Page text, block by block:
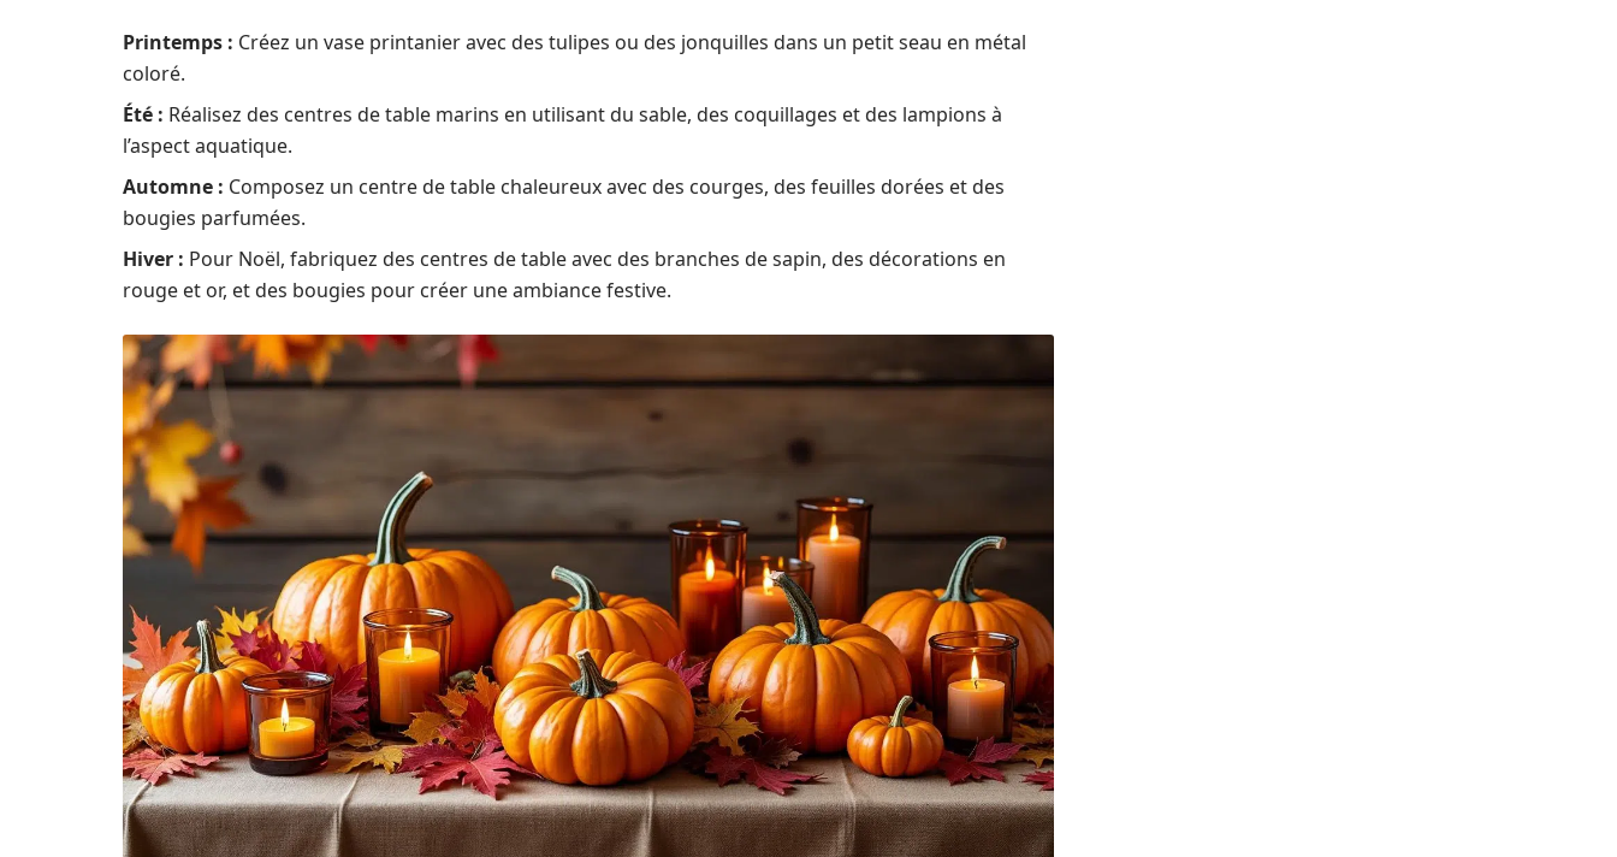
Printemps : Créez un vase printanier avec des tulipes ou des jonquilles dans un petit seau en métal
coloré.
Été : Réalisez des centres de table marins en utilisant du sable, des coquillages et des lampions à
l’aspect aquatique.
Automne : Composez un centre de table chaleureux avec des courges, des feuilles dorées et des
bougies parfumées.
Hiver : Pour Noël, fabriquez des centres de table avec des branches de sapin, des décorations en
rouge et or, et des bougies pour créer une ambiance festive.